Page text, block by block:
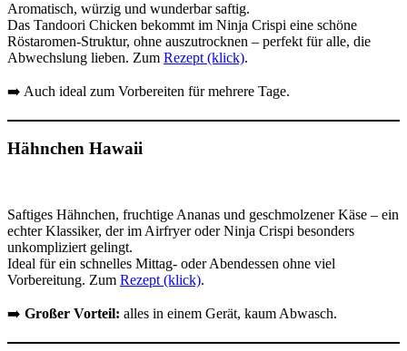
Aromatisch, würzig und wunderbar saftig.
Das Tandoori Chicken bekommt im Ninja Crispi eine schöne
Röstaromen-Struktur, ohne auszutrocknen – perfekt für alle, die
Abwechslung lieben. Zum Rezept (klick).
➡️ Auch ideal zum Vorbereiten für mehrere Tage.
Hähnchen Hawaii
Saftiges Hähnchen, fruchtige Ananas und geschmolzener Käse – ein
echter Klassiker, der im Airfryer oder Ninja Crispi besonders
unkompliziert gelingt.
Ideal für ein schnelles Mittag- oder Abendessen ohne viel
Vorbereitung. Zum Rezept (klick).
➡️ Großer Vorteil: alles in einem Gerät, kaum Abwasch.